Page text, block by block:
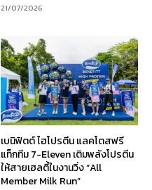
21/07/2026
เบนิฟิตต์ ไฮโปรตีน แลคโตสฟรี
แท็กทีม 7-Eleven เติมพลังโปรตีน
ให้สายเฮลตี้ในงานวิ่ง “All
Member Milk Run”